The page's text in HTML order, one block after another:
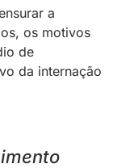
a
os motivos
de
da internação